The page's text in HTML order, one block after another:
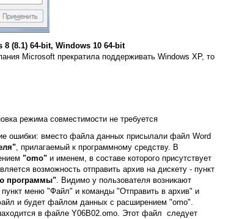
(8.1) 64-bit, Windows 10 64-bit
Microsoft прекратила поддерживать Windows XP, то
режима совместимости не требуется
ошибки: вместо файла данных присылали файл Word
, прилагаемый к программному средству. В
"omo"и именем, в составе которого присутствует
возможность отправить архив на дискету - пункт
программы". Видимо у пользователя возникают
меню "Файл" и команды "Отправить в архив" и
и будет файлом данных с расширением "omo".
в файле Y06B02.omo. Этот файл следует